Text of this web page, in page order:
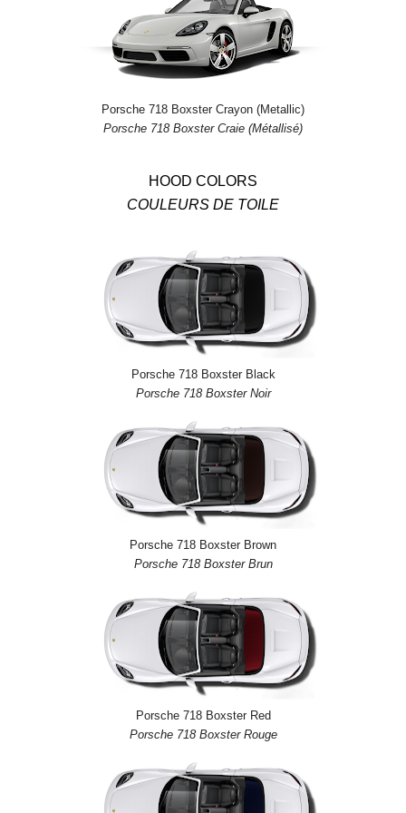
Porsche 718 Boxster Crayon (Metallic)
Porsche 718 Boxster Craie (Métallisé)
HOOD COLORS
COULEURS DE TOILE
Porsche 718 Boxster Black
Porsche 718 Boxster Noir
Porsche 718 Boxster Brown
Porsche 718 Boxster Brun
Porsche 718 Boxster Red
Porsche 718 Boxster Rouge